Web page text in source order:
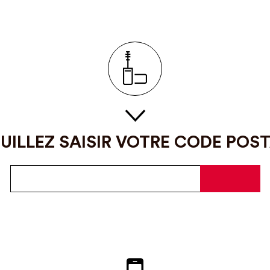
SAISIR VOTRE CODE